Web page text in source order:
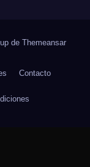
de Themeansar
Contacto